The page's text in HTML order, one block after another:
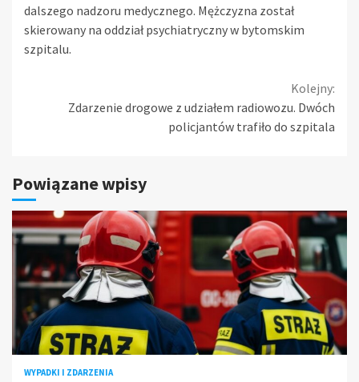
dalszego nadzoru medycznego. Mężczyzna został
skierowany na oddział psychiatryczny w bytomskim
szpitalu.
Kolejny:
Zdarzenie drogowe z udziałem radiowozu. Dwóch
policjantów trafiło do szpitala
Powiązane wpisy
WYPADKI I ZDARZENIA